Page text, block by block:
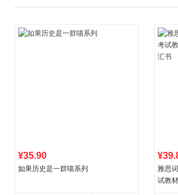
¥35.90
如果历史是一群喵系列
雅思
试教